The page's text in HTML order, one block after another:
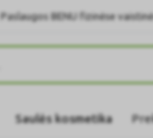
Paslaugos BENU fizinėse
Saulės kosmetika